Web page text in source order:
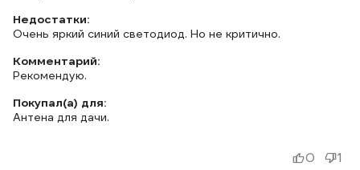
Недостатки:
Очень яркий синий светодиод. Но не критично.
Комментарий:
Рекомендую.
Покупал(а) для:
Антена для дачи.
0 1